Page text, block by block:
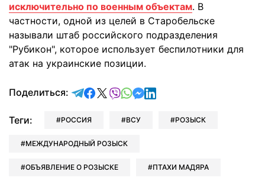
исключительно по военным объектам. В
частности, одной из целей в Старобельске
называли штаб российского подразделения
"Рубикон", которое использует беспилотники для
атак на украинские позиции.
Поделиться: отправить в Telegram
поделиться в Facebook
поделиться в X
отправить в Viber
отправить в Whatsapp
отправить в Messenger
отправить в LinkedIn
Теги: РОССИЯ ВСУ РОЗЫСК
МЕЖДУНАРОДНЫЙ РОЗЫСК
ОБЪЯВЛЕНИЕ О РОЗЫСКЕ ПТАХИ МАДЯРА